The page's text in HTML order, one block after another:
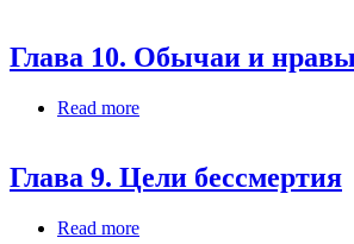
Глава 10. Обычаи и
Read more
Глава 9. Цели бессмертия
Read more